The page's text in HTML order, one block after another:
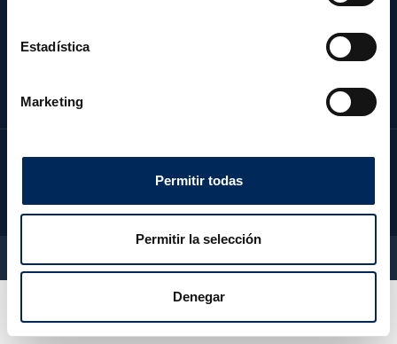
Estadística
Marketing
Permitir todas
Permitir la selección
Denegar
NOTRE SOCIÉTÉ
CONTACTEZ NOUS